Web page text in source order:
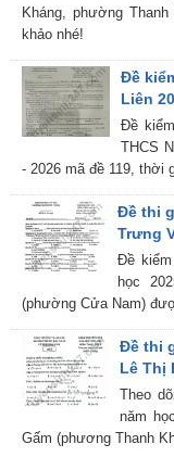
Kháng, phường
khảo nhé!
Đề
Liên
Đề
THCS
- 2026 mã đề 119, thời
Đề thi
Trưng
Đề
học
(phường Cửa Nam)
Đề thi
Lê Thị
Theo
năm
Gấm (phương Thanh